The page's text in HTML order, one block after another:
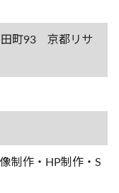
町93 京都リサ
制作・HP制作・S